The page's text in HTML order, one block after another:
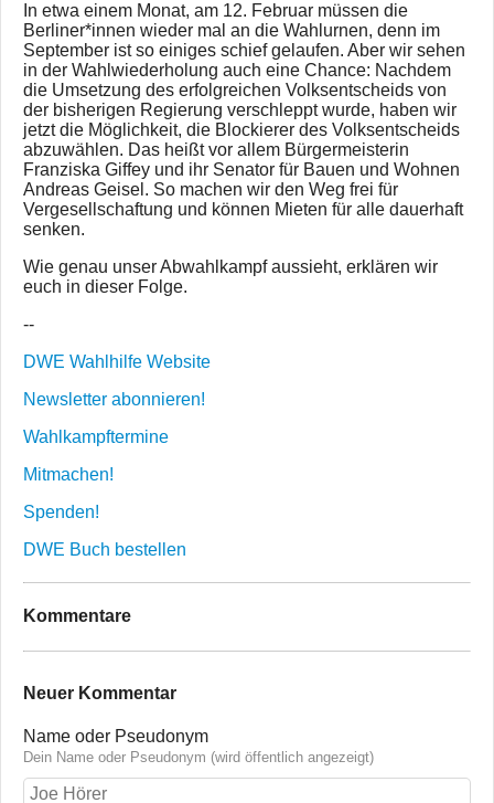
In etwa einem Monat, am 12. Februar müssen die
Berliner*innen wieder mal an die Wahlurnen, denn im
September ist so einiges schief gelaufen. Aber wir sehen
in der Wahlwiederholung auch eine Chance: Nachdem
die Umsetzung des erfolgreichen Volksentscheids von
der bisherigen Regierung verschleppt wurde, haben wir
jetzt die Möglichkeit, die Blockierer des Volksentscheids
abzuwählen. Das heißt vor allem Bürgermeisterin
Franziska Giffey und ihr Senator für Bauen und Wohnen
Andreas Geisel. So machen wir den Weg frei für
Vergesellschaftung und können Mieten für alle dauerhaft
senken.
Wie genau unser Abwahlkampf aussieht, erklären wir
euch in dieser Folge.
--
DWE Wahlhilfe Website
Newsletter abonnieren!
Wahlkampftermine
Mitmachen!
Spenden!
DWE Buch bestellen
Kommentare
Neuer Kommentar
Name oder Pseudonym
Dein Name oder Pseudonym (wird öffentlich angezeigt)